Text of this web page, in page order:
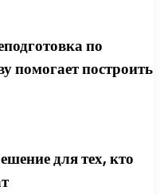
по
помогает построить
для тех, кто